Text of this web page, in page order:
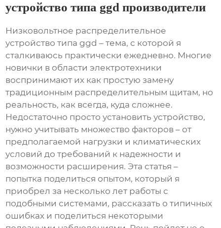
устройство типа ggd производители
Низковольтное распределительное
устройство типа ggd – тема, с которой я
сталкиваюсь практически ежедневно. Многие
новички в области электротехники
воспринимают их как простую замену
традиционным распределительным щитам, но
реальность, как всегда, куда сложнее.
Недостаточно просто установить устройство,
нужно учитывать множество факторов – от
предполагаемой нагрузки и климатических
условий до требований к надежности и
возможности расширения. Эта статья –
попытка поделиться опытом, который я
приобрел за несколько лет работы с
подобными системами, рассказать о типичных
ошибках и поделиться некоторыми